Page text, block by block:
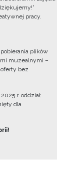
pracy.
plików
muzealnymi –
bez
r. oddział
dla